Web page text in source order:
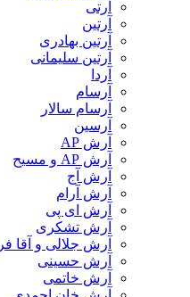
آرتی
آرتین
آرتین بهادری
آرتین سلیمانی
آردا
آرسام
آرسام سالار
آرسین
آرش AP
آرش AP و مسیح
آرش آج
آرش آرام
آرش ای پی
آرش تشکری
آرش جلالی و آقا فرا
آرش حسینی
آرش خاتمی